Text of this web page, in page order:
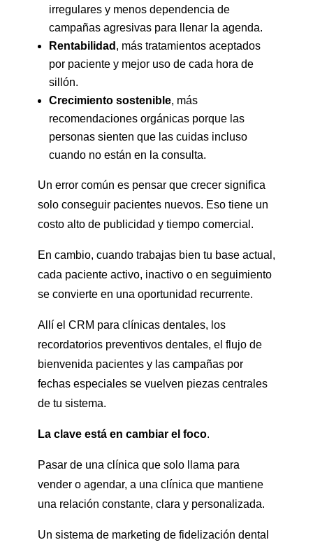
irregulares y menos dependencia de
campañas agresivas para llenar la agenda.
Rentabilidad , más tratamientos aceptados
por paciente y mejor uso de cada hora de
sillón.
Crecimiento sostenible, más
recomendaciones orgánicas porque las
personas sienten que las cuidas incluso
cuando no están en la consulta.
Un error común es pensar que crecer significa
solo conseguir pacientes nuevos. Eso tiene un
costo alto de publicidad y tiempo comercial.
En cambio, cuando trabajas bien tu base actual,
cada paciente activo, inactivo o en seguimiento
se convierte en una oportunidad recurrente.
Allí el CRM para clínicas dentales, los
recordatorios preventivos dentales, el flujo de
bienvenida pacientes y las campañas por
fechas especiales se vuelven piezas centrales
de tu sistema.
La clave está en cambiar el foco.
Pasar de una clínica que solo llama para
vender o agendar, a una clínica que mantiene
una relación constante, clara y personalizada.
Un sistema de marketing de fidelización dental